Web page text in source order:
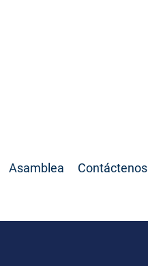
Asamblea Contáctenos